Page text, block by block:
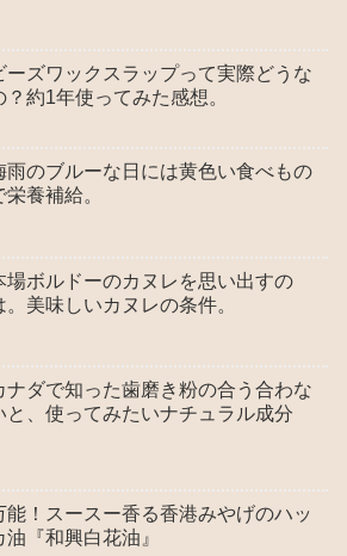
ーズワックスラップって実際どうな
？約1年使ってみた感想。
雨のブルーな日には黄色い食べもの
栄養補給。
場ボルドーのカヌレを思い出すの
。美味しいカヌレの条件。
ナダで知った歯磨き粉の合う合わな
と、使ってみたいナチュラル成分
能！スースー香る香港みやげのハッ
油『和興白花油』